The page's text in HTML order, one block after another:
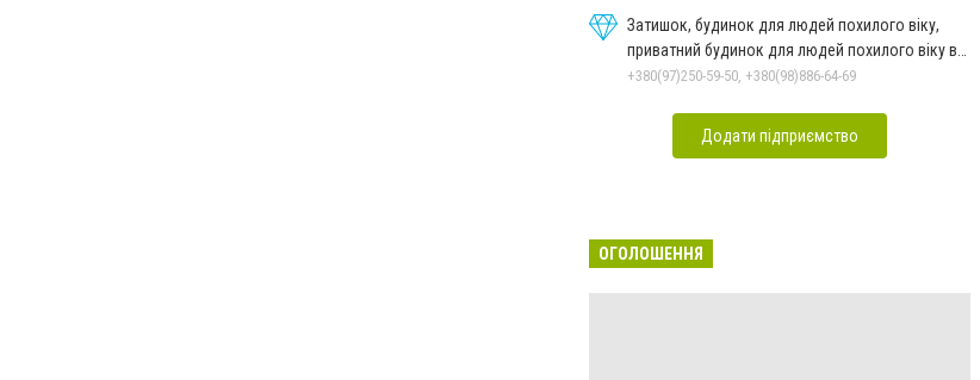
Затишок, будинок для людей похилого віку,
приватний будинок для людей похилого віку в
Дніпрі
+380(97)250-59-50, +380(98)886-64-69
Додати підприємство
ОГОЛОШЕННЯ